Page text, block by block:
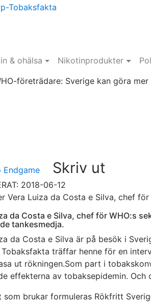
& ohälsa Nikotinprodukter
företrädare: Sverige kan göra
Endgame Skriv ut
2018-06-12
Vera Luiza da Costa e Silva, chef
da Costa e Silva, chef för WHO:s
tankesmedja.
da Costa e Silva är på besök i
Tobaksfakta träffar henne för en
ut rökningen.Som part i
effekterna av tobaksepidemin.
som brukar formuleras Rökfritt